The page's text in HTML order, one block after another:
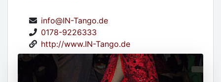
info@IN-Tango.de
0178-9226333
http://www.IN-Tango.de